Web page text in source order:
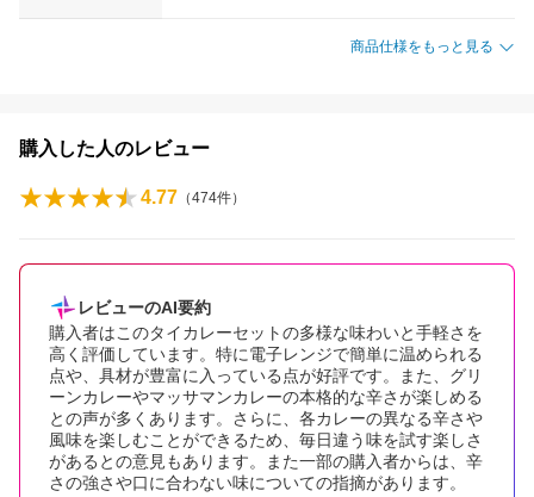
商品仕様をもっと見る
購入した人のレビュー
4.77 （474件）
レビューのAI要約
購入者はこのタイカレーセットの多様な味わいと手軽さを
高く評価しています。特に電子レンジで簡単に温められる
点や、具材が豊富に入っている点が好評です。また、グリ
ーンカレーやマッサマンカレーの本格的な辛さが楽しめる
との声が多くあります。さらに、各カレーの異なる辛さや
風味を楽しむことができるため、毎日違う味を試す楽しさ
があるとの意見もあります。また一部の購入者からは、辛
さの強さや口に合わない味についての指摘があります。